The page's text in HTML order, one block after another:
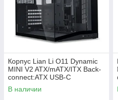
Корпус Lian Li O11 Dynamic
MINI V2 ATX/mATX/ITX Back-
connect:ATX USB-C
G99.O11DMIV2X.00 Черный
В наличии